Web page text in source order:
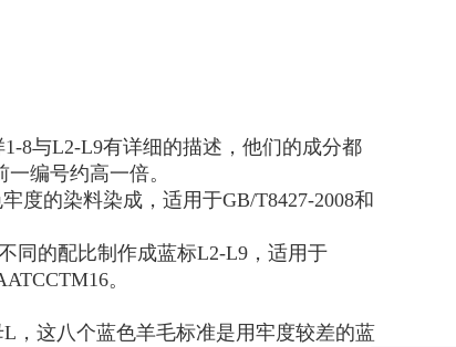
1-8与L2-L9有详细的描述，他们的成分都
一编号约高一倍。
度的染料染成，适用于GB/T8427-2008和
同的配比制作成蓝标L2-L9，适用于
。
，这八个蓝色羊毛标准是用牢度较差的蓝